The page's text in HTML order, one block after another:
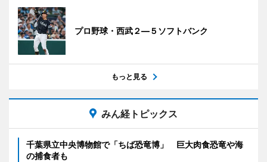
プロ野球・西武２―５ソフトバンク
もっと見る
みん経トピックス
千葉県立中央博物館で「ちば恐竜博」 巨大肉食恐竜や海
の捕食者も